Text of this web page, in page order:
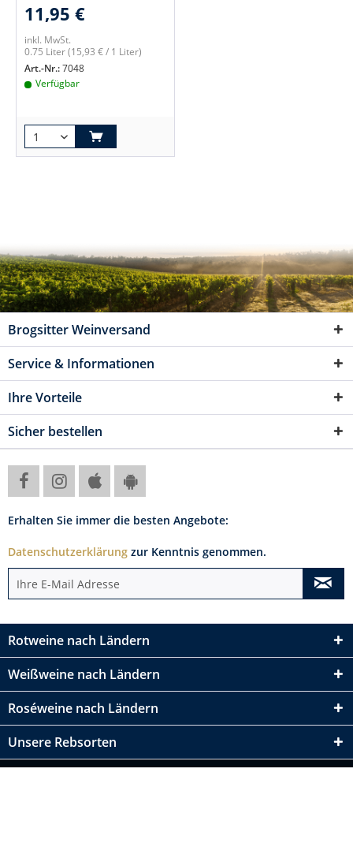
11,95 €
inkl. MwSt.
0.75 Liter(15,93 € / 1 Liter)
Art.-Nr.:7048
Verfügbar
Brogsitter Weinversand
Service & Informationen
Ihre Vorteile
Sicher bestellen
Erhalten Sie immer die besten Angebote:
Datenschutzerklärung zur Kenntnis genommen.
Rotweine nach Ländern
Weißweine nach Ländern
Roséweine nach Ländern
Unsere Rebsorten